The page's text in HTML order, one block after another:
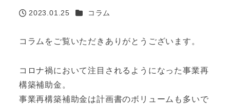
投稿日
2023.01.25 カテゴリー
コラム
コラムをご覧いただきありがとうございます。
コロナ禍において注目されるようになった事業再
構築補助金。
事業再構築補助金は計画書のボリュームも多いで